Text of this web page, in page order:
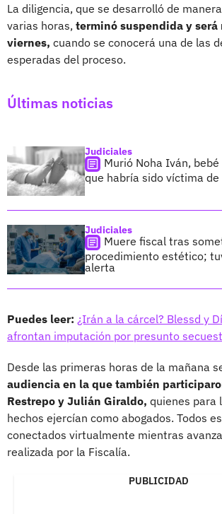
La diligencia, que se desarrolló de
varias horas, terminó suspendida y será
viernes, cuando se conocerá una de las
esperadas del proceso.
Últimas noticias
Judiciales
Murió Noha Iván,
que habría sido víctima
Judiciales
Muere fiscal tras
procedimiento estético;
alerta
Puedes leer: ¿Irán a la cárcel? Blessd y
afrontan imputación por presunto
Desde las primeras horas de la mañana
audiencia en la que también
Restrepo y Julián Giraldo, quienes para
hechos ejercían como abogados. Todos
conectados virtualmente mientras
realizada por la Fiscalía.
PUBLICIDAD